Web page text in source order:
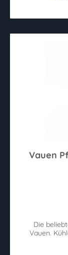
Vauen
Die
Vauen.